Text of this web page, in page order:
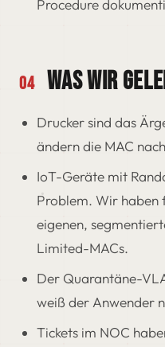
Procedure
04 WAS WIR
Drucker sind das
ändern die MAC
IoT-Geräte mit
Problem. Wir haben
eigenen,
Limited-MACs.
Der Quarantäne-
weiß der Anwender
Tickets im NOC